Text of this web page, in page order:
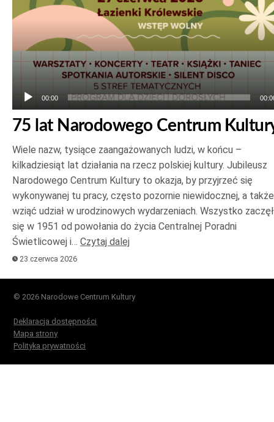
00:00
75 lat Narodowego Centrum
Wiele nazw, tysiące zaangażowanych ludzi, w końcu –
kilkadziesiąt lat działania na rzecz polskiej kultury. Jubileusz
Narodowego Centrum Kultury to okazja, by przyjrzeć się
wykonywanej tu pracy, często pozornie niewidocznej, a także
wziąć udział w urodzinowych wydarzeniach. Wszystko
się w 1951 od powołania do życia Centralnej Poradni
Świetlicowej i… Czytaj dalej
23 czerwca 2026
© 2026 Narodowe Centrum Kultury
Deklaracja dostępności
Mapa strony
Polityka prywatności